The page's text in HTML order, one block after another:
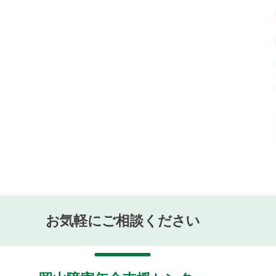
お気軽にご相談ください